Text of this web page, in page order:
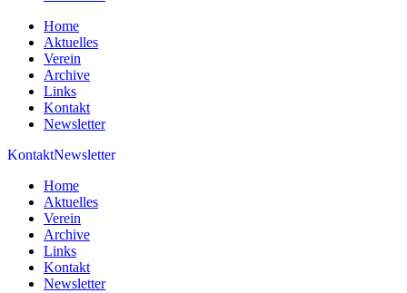
Home
Aktuelles
Verein
Archive
Links
Kontakt
Newsletter
KontaktNewsletter
Home
Aktuelles
Verein
Archive
Links
Kontakt
Newsletter